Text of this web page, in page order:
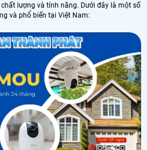
lượng và tính năng. Dưới đây là một số
và phổ biến tại Việt Nam: